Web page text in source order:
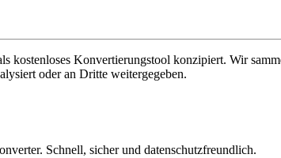
kostenloses Konvertierungstool konzipiert. Wir
oder an Dritte weitergegeben.
Schnell, sicher und datenschutzfreundlich.